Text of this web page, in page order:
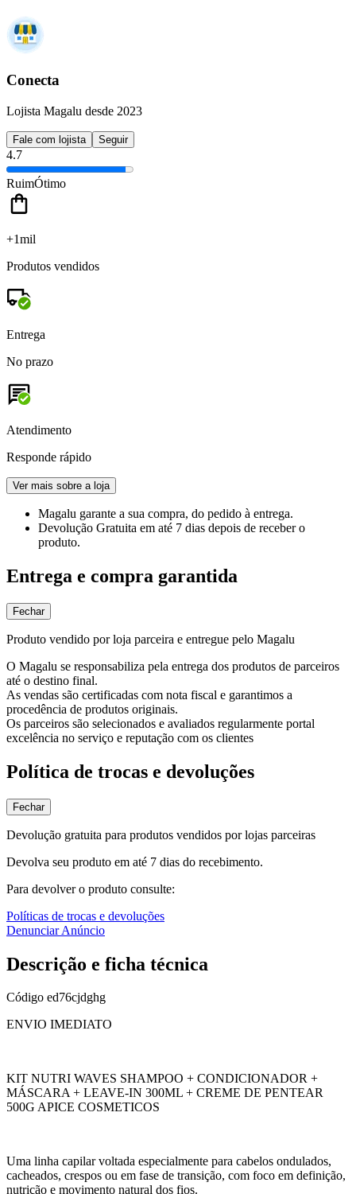
Conecta
Lojista Magalu desde 2023
Fale com lojista Seguir
4.7
RuimÓtimo
+1mil
Produtos vendidos
Entrega
No prazo
Atendimento
Responde rápido
Ver mais sobre a loja
Magalu garante a sua compra, do pedido à entrega.
Devolução Gratuita em até 7 dias depois de receber o
produto.
Entrega e compra garantida
Fechar
Produto vendido por loja parceira e entregue pelo Magalu
O Magalu se responsabiliza pela entrega dos produtos de parceiros
até o destino final.
As vendas são certificadas com nota fiscal e garantimos a
procedência de produtos originais.
Os parceiros são selecionados e avaliados regularmente portal
excelência no serviço e reputação com os clientes
Política de trocas e devoluções
Fechar
Devolução gratuita para produtos vendidos por lojas parceiras
Devolva seu produto em até 7 dias do recebimento.
Para devolver o produto consulte:
Políticas de trocas e devoluções
Denunciar Anúncio
Descrição e ficha técnica
Código ed76cjdghg
ENVIO IMEDIATO
KIT NUTRI WAVES SHAMPOO + CONDICIONADOR +
MÁSCARA + LEAVE-IN 300ML + CREME DE PENTEAR
500G APICE COSMETICOS
Uma linha capilar voltada especialmente para cabelos ondulados,
cacheados, crespos ou em fase de transição, com foco em definição,
nutrição e movimento natural dos fios.